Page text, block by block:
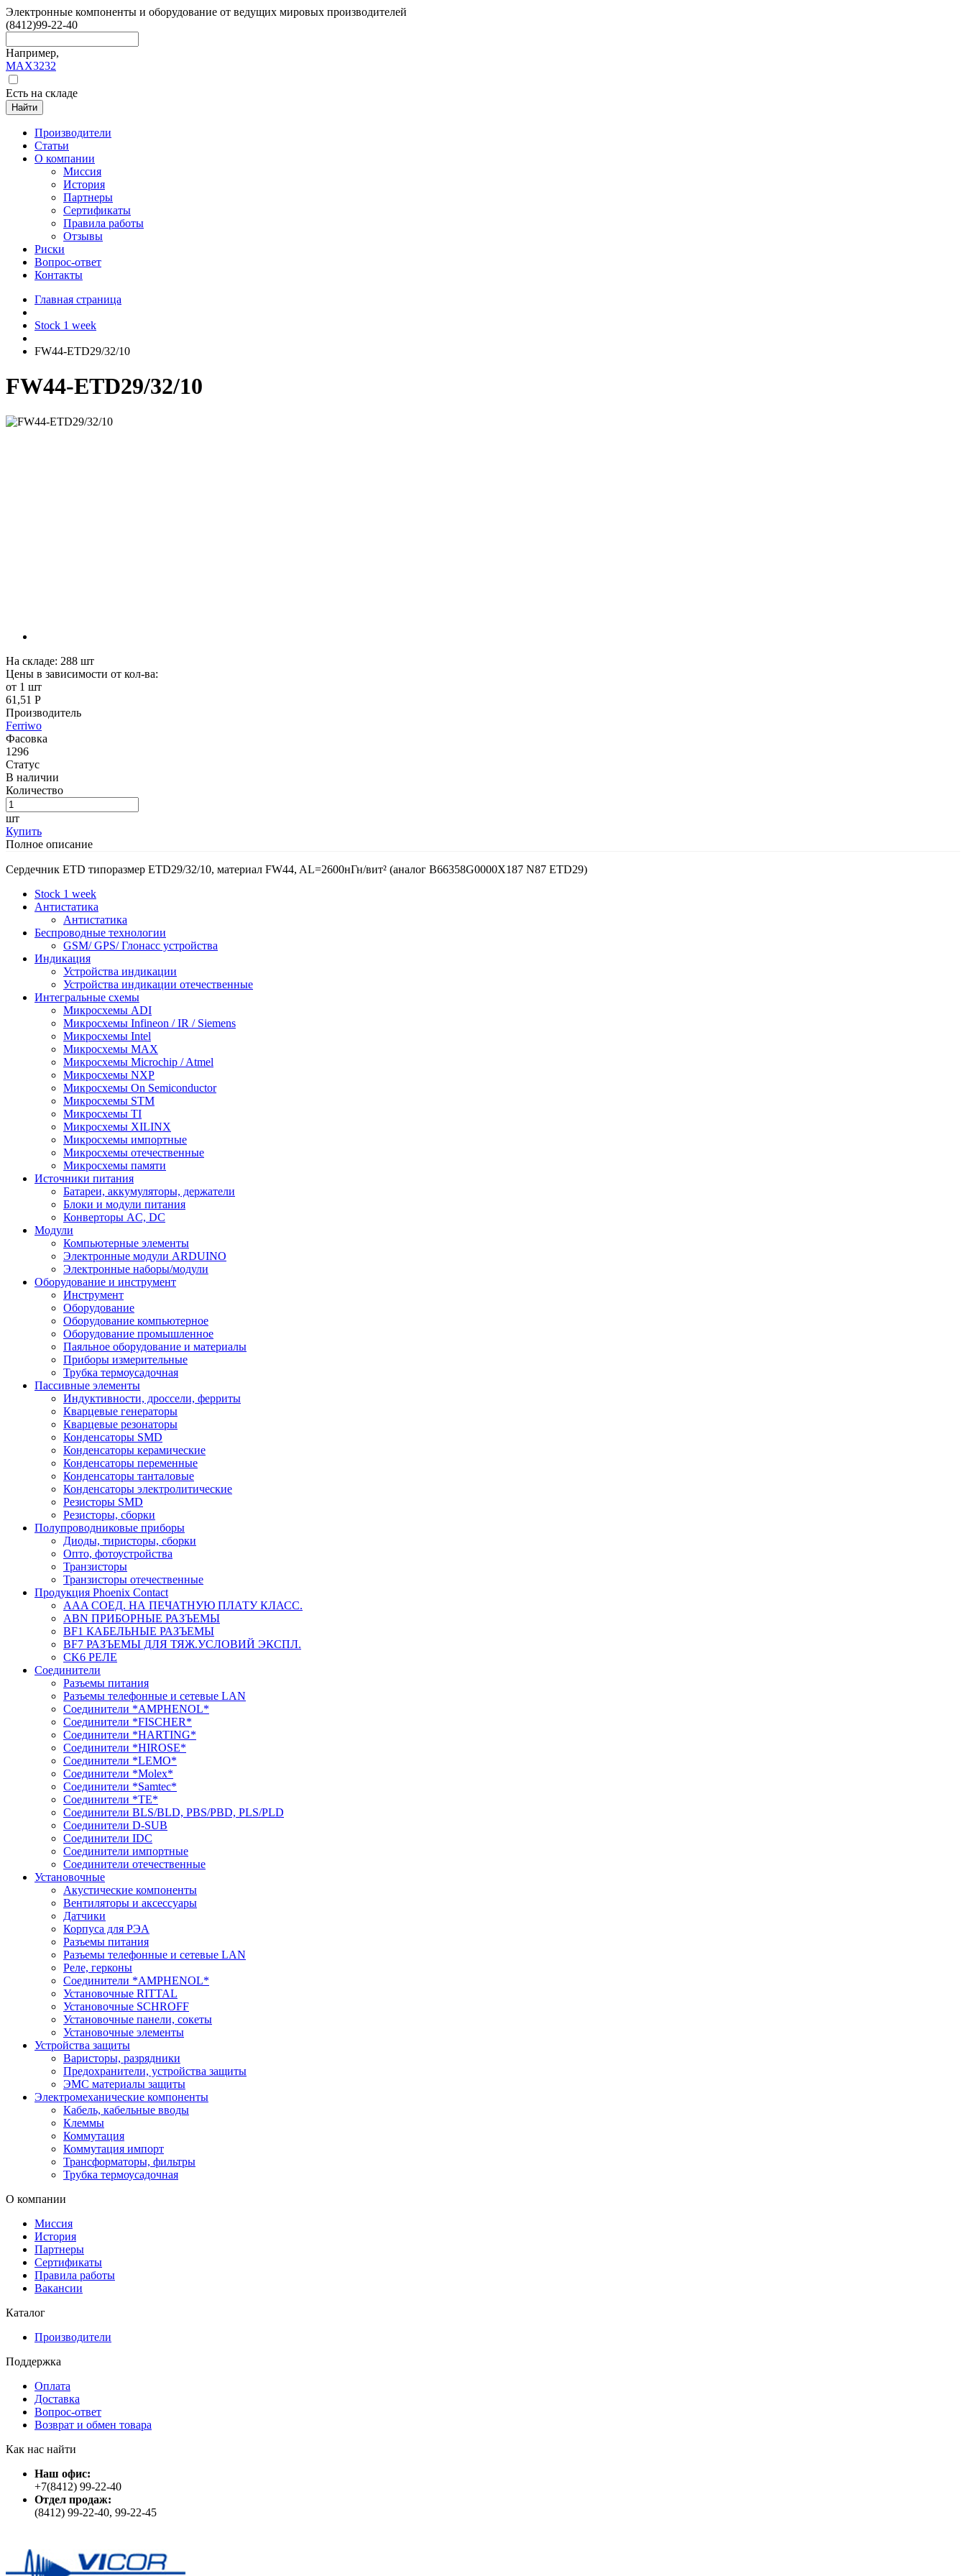
Электронные компоненты и оборудование от ведущих мировых производителей
(8412)99-22-40
Например,
MAX3232
Есть на складе
Найти
Производители
Статьи
О компании
Миссия
История
Партнеры
Сертификаты
Правила работы
Отзывы
Риски
Вопрос-ответ
Контакты
Главная страница
Stock 1 week
FW44-ETD29/32/10
FW44-ETD29/32/10
На складе: 288 шт
Цены в зависимости от кол-ва:
от 1 шт
61,51 Р
Производитель
Ferriwo
Фасовка
1296
Статус
В наличии
Количество
шт
Купить
Полное описание
Сердечник ETD типоразмер ETD29/32/10, материал FW44, AL=2600нГн/вит² (аналог В66358G0000X187 N87 ETD29)
Stock 1 week
Антистатика
Антистатика
Беспроводные технологии
GSM/ GPS/ Глонасс устройства
Индикация
Устройства индикации
Устройства индикации отечественные
Интегральные схемы
Микросхемы ADI
Микросхемы Infineon / IR / Siemens
Микросхемы Intel
Микросхемы MAX
Микросхемы Microchip / Atmel
Микросхемы NXP
Микросхемы On Semiconductor
Микросхемы STM
Микросхемы TI
Микросхемы XILINX
Микросхемы импортные
Микросхемы отечественные
Микросхемы памяти
Источники питания
Батареи, аккумуляторы, держатели
Блоки и модули питания
Конверторы AC, DC
Модули
Компьютерные элементы
Электронные модули ARDUINO
Электронные наборы/модули
Оборудование и инструмент
Инструмент
Оборудование
Оборудование компьютерное
Оборудование промышленное
Паяльное оборудование и материалы
Приборы измерительные
Трубка термоусадочная
Пассивные элементы
Индуктивности, дроссели, ферриты
Кварцевые генераторы
Кварцевые резонаторы
Конденсаторы SMD
Конденсаторы керамические
Конденсаторы переменные
Конденсаторы танталовые
Конденсаторы электролитические
Резисторы SMD
Резисторы, сборки
Полупроводниковые приборы
Диоды, тиристоры, сборки
Опто, фотоустройства
Транзисторы
Транзисторы отечественные
Продукция Phoenix Contact
AAA СОЕД. НА ПЕЧАТНУЮ ПЛАТУ КЛАСС.
ABN ПРИБОРНЫЕ РАЗЪЕМЫ
BF1 КАБЕЛЬНЫЕ РАЗЪЕМЫ
BF7 РАЗЪЕМЫ ДЛЯ ТЯЖ.УСЛОВИЙ ЭКСПЛ.
CK6 РЕЛЕ
Соединители
Разъемы питания
Разъемы телефонные и сетевые LAN
Соединители *AMPHENOL*
Соединители *FISCHER*
Соединители *HARTING*
Соединители *HIROSE*
Соединители *LEMO*
Соединители *Molex*
Соединители *Samtec*
Соединители *TE*
Соединители BLS/BLD, PBS/PBD, PLS/PLD
Соединители D-SUB
Соединители IDC
Соединители импортные
Соединители отечественные
Установочные
Акустические компоненты
Вентиляторы и аксессуары
Датчики
Корпуса для РЭА
Разъемы питания
Разъемы телефонные и сетевые LAN
Реле, герконы
Соединители *AMPHENOL*
Установочные RITTAL
Установочные SCHROFF
Установочные панели, сокеты
Установочные элементы
Устройства защиты
Варисторы, разрядники
Предохранители, устройства защиты
ЭМС материалы защиты
Электромеханические компоненты
Кабель, кабельные вводы
Клеммы
Коммутация
Коммутация импорт
Трансформаторы, фильтры
Трубка термоусадочная
О компании
Миссия
История
Партнеры
Сертификаты
Правила работы
Вакансии
Каталог
Производители
Поддержка
Оплата
Доставка
Вопрос-ответ
Возврат и обмен товара
Как нас найти
Наш офис:
+7(8412) 99-22-40
Отдел продаж:
(8412) 99-22-40, 99-22-45